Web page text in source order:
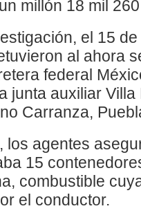
millón 18 mil
el 15
al ahora
federal
junta auxiliar
Carranza,
los agentes
15
combustible
el conductor.